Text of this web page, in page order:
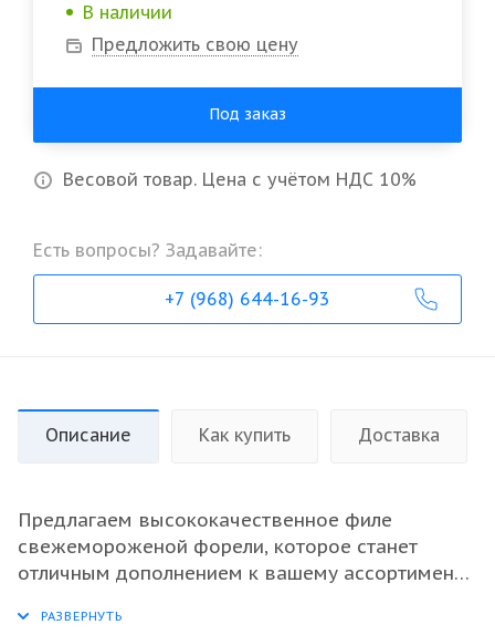
В наличии
Предложить свою цену
Под заказ
Весовой товар. Цена с учётом НДС 10%
Есть вопросы? Задавайте:
+7 (968) 644-16-93
Описание Как купить Доставка
Предлагаем высококачественное филе
свежемороженой форели, которое станет
отличным дополнением к вашему ассортименту.
закупок благодаря своей превосходной